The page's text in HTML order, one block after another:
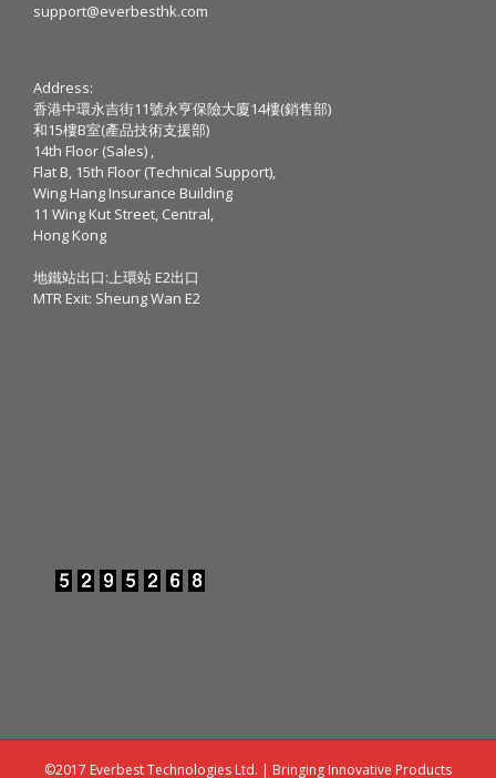
support@everbesthk.com
Address:
香港中環永吉街11號永亨保險大廈14樓(銷售部)
和15樓B室(產品技術支援部)
14th Floor (Sales) ,
Flat B, 15th Floor (Technical Support),
Wing Hang Insurance Building
11 Wing Kut Street, Central,
Hong Kong
地鐵站出口:上環站 E2出口
MTR Exit: Sheung Wan E2
©2017 Everbest Technologies Ltd. | Bringing Innovative Products